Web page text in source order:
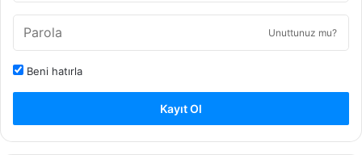
Unuttunuz mu?
Beni hatırla
Kayıt Ol